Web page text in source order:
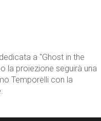
a "Ghost in the
la proiezione seguirà una
Temporelli con la